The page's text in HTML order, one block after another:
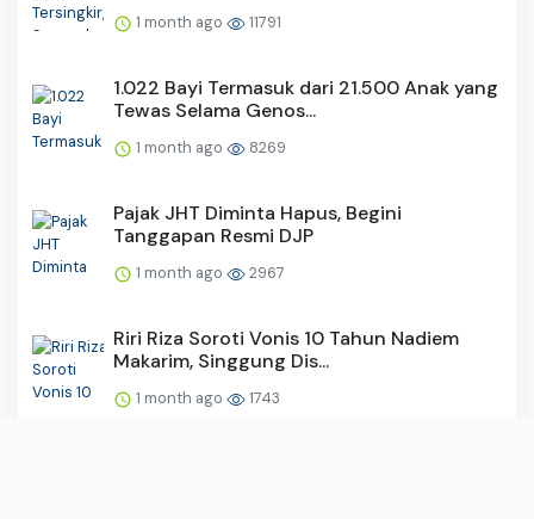
1 month ago 11791
1.022 Bayi Termasuk dari 21.500 Anak yang
Tewas Selama Genos...
1 month ago 8269
Pajak JHT Diminta Hapus, Begini
Tanggapan Resmi DJP
1 month ago 2967
Riri Riza Soroti Vonis 10 Tahun Nadiem
Makarim, Singgung Dis...
1 month ago 1743